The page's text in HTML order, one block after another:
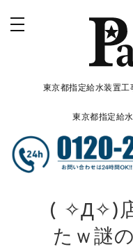
東京都指定給水装置
東京都指定給
( ✧Д✧)
たｗ謎